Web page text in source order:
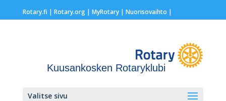
Rotary.fi | Rotary.org| MyRotary | Nuorisovaihto |
Kuusankosken Rotaryklubi
Valitse sivu